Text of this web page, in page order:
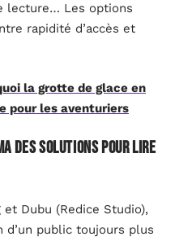
lecture… Les options
rapidité d’accès et
la grotte de glace en
pour les aventuriers
des solutions pour lire
Dubu (Redice Studio),
d’un public toujours plus